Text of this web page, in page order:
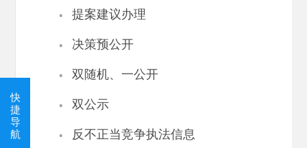
· 提案建议办理
· 决策预公开
· 双随机、一公开
· 双公示
· 反不正当竞争执法信息
快
捷
导
航